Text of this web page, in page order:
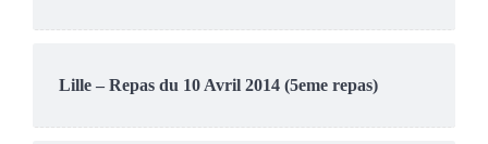
Lille – Repas du 10 Avril 2014 (5eme repas)